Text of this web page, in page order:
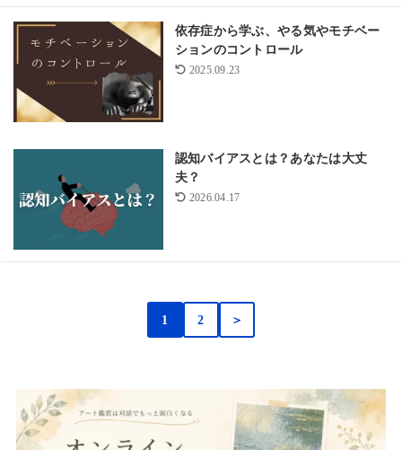
依存症から学ぶ、やる気やモチベー
ションのコントロール
2025.09.23
認知バイアスとは？あなたは大丈
夫？
2026.04.17
1 2 ＞